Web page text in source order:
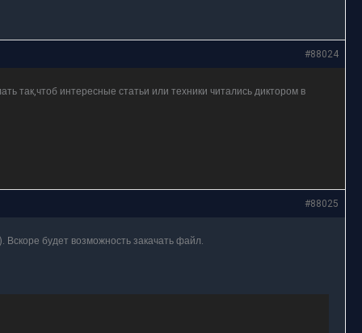
#88024
так,чтоб интересные статьи или техники читались диктором в
#88025
будет возможность закачать файл.